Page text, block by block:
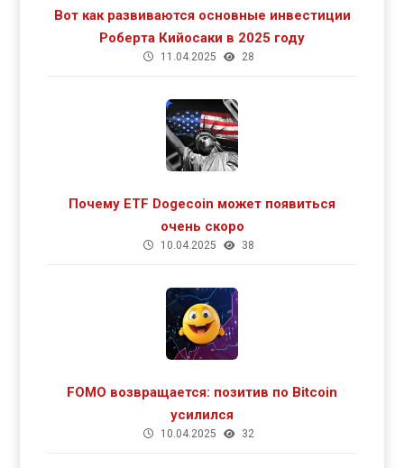
Вот как развиваются основные инвестиции
Роберта Кийосаки в 2025 году
11.04.2025 28
Почему ETF Dogecoin может появиться
очень скоро
10.04.2025 38
FOMO возвращается: позитив по Bitcoin
усилился
10.04.2025 32